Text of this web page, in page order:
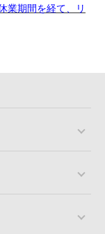
業期間を経て、リ